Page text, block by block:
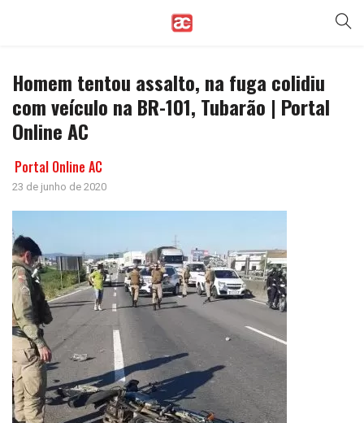
Homem tentou assalto, na fuga colidiu
com veículo na BR-101, Tubarão | Portal
Online AC
Portal Online AC
23 de junho de 2020